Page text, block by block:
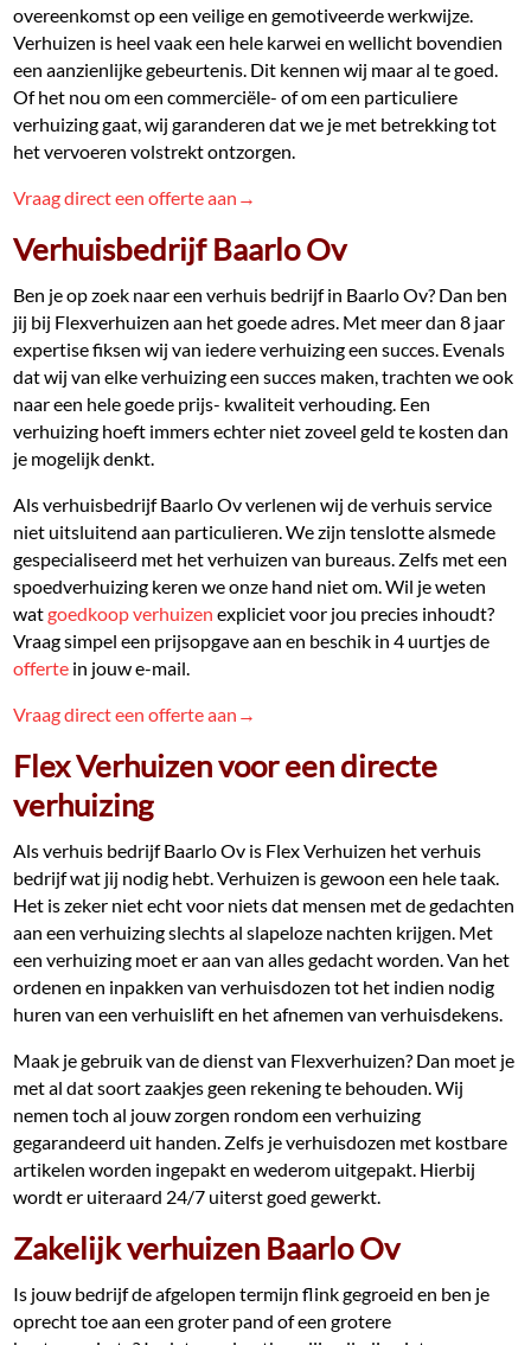
overeenkomst op een veilige en gemotiveerde werkwijze.
Verhuizen is heel vaak een hele karwei en wellicht bovendien
een aanzienlijke gebeurtenis. Dit kennen wij maar al te goed.
Of het nou om een commerciële- of om een particuliere
verhuizing gaat, wij garanderen dat we je met betrekking tot
het vervoeren volstrekt ontzorgen.
Vraag direct een offerte aan→
Verhuisbedrijf Baarlo Ov
Ben je op zoek naar een verhuis bedrijf in Baarlo Ov? Dan ben
jij bij Flexverhuizen aan het goede adres. Met meer dan 8 jaar
expertise fiksen wij van iedere verhuizing een succes. Evenals
dat wij van elke verhuizing een succes maken, trachten we ook
naar een hele goede prijs- kwaliteit verhouding. Een
verhuizing hoeft immers echter niet zoveel geld te kosten dan
je mogelijk denkt.
Als verhuisbedrijf Baarlo Ov verlenen wij de verhuis service
niet uitsluitend aan particulieren. We zijn tenslotte alsmede
gespecialiseerd met het verhuizen van bureaus. Zelfs met een
spoedverhuizing keren we onze hand niet om. Wil je weten
watgoedkoop verhuizenexpliciet voor jou precies inhoudt?
Vraag simpel een prijsopgave aan en beschik in 4 uurtjes de
offerte in jouw e-mail.
Vraag direct een offerte aan→
Flex Verhuizen voor een directe
verhuizing
Als verhuis bedrijf Baarlo Ov is Flex Verhuizen het verhuis
bedrijf wat jij nodig hebt. Verhuizen is gewoon een hele taak.
Het is zeker niet echt voor niets dat mensen met de gedachten
aan een verhuizing slechts al slapeloze nachten krijgen. Met
een verhuizing moet er aan van alles gedacht worden. Van het
ordenen en inpakken van verhuisdozen tot het indien nodig
huren van een verhuislift en het afnemen van verhuisdekens.
Maak je gebruik van de dienst van Flexverhuizen? Dan moet je
met al dat soort zaakjes geen rekening te behouden. Wij
nemen toch al jouw zorgen rondom een verhuizing
gegarandeerd uit handen. Zelfs je verhuisdozen met kostbare
artikelen worden ingepakt en wederom uitgepakt. Hierbij
wordt er uiteraard 24/7 uiterst goed gewerkt.
Zakelijk verhuizen Baarlo Ov
Is jouw bedrijf de afgelopen termijn flink gegroeid en ben je
oprecht toe aan een groter pand of een grotere